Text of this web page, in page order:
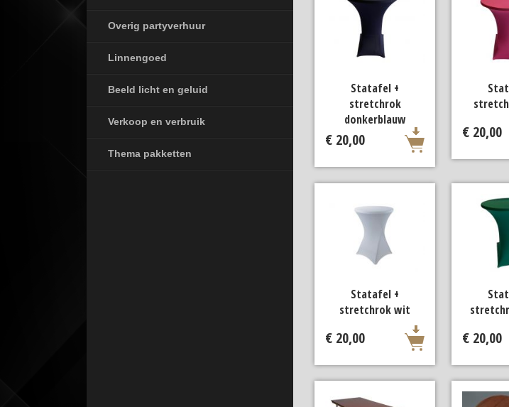
Overig partyverhuur
Linnengoed
Beeld licht en geluid
Verkoop en verbruik
Thema pakketten
Statafel +
stretchrok
donkerblauw
€ 20,00 € 20,00
Statafel +
stretchrok wit
€ 20,00 € 20,00